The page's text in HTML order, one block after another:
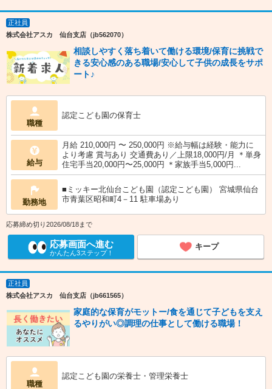
正社員
株式会社アスカ 仙台支店（jb562070）
相談しやすく落ち着いて働ける環境/保育に挑戦で
きる安心感のある職場/安心して子供の成長をサポ
ート♪
職種
認定こども園の保育士
給与
月給 210,000円 〜 250,000円 ※給与幅は経験・能力に
より考慮 賞与あり 交通費あり／上限18,000円/月 ＊単身
住宅手当20,000円〜25,000円 ＊家族手当5,000円...
勤務地
■ミッキー北仙台こども園（認定こども園） 宮城県仙台
市青葉区昭和町4－11 駐車場あり
応募締め切り2026/08/18まで
応募画面へ進む
かんたん3ステップ！
キープ
正社員
株式会社アスカ 仙台支店（jb661565）
家庭的な保育がモットー/食を通じて子どもを支え
るやりがい◎調理の仕事として働ける職場！
職種
認定こども園の栄養士・管理栄養士